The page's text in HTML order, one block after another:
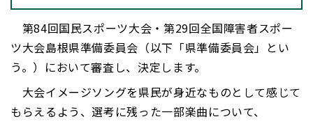
第84回国民スポーツ大会・第29回全国障害者スポー
ツ大会島根県準備委員会（以下「県準備委員会」とい
う。）において審査し、決定します。
大会イメージソングを県民が身近なものとして感じて
もらえるよう、選考に残った一部楽曲について、